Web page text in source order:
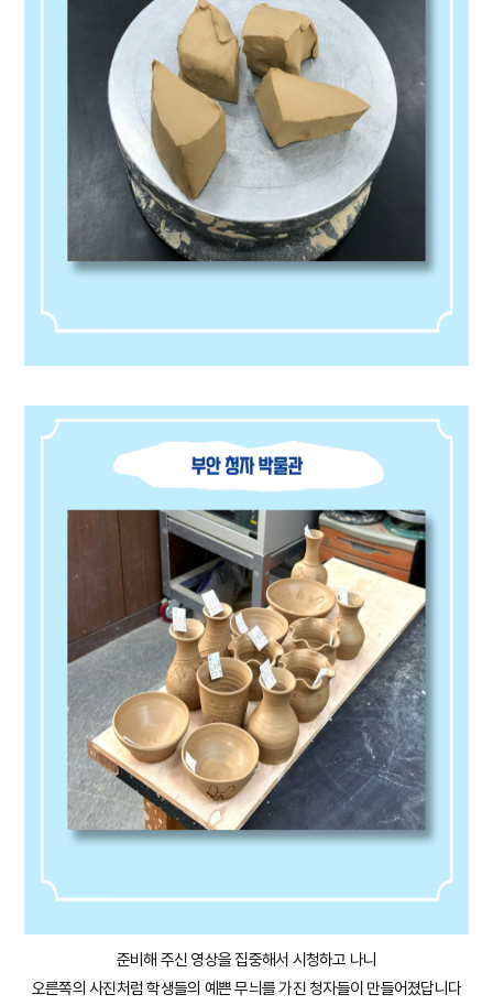
준비해 주신 영상을 집중해서 시청하고 나니
오른쪽의 사진처럼 학생들의 예쁜 무늬를 가진 청자들이 만들어졌답니다